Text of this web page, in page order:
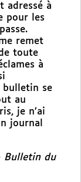
adressé à
pour les
remet
toute
à
bulletin se
au
je n’ai
journal
Bulletin du